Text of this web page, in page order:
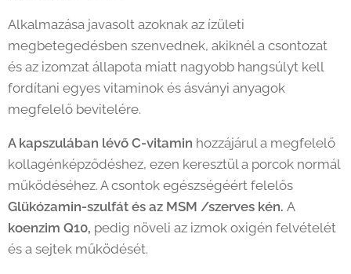
Alkalmazása javasolt azoknak az ízületi
megbetegedésben szenvednek, akiknél a csontozat
és az izomzat állapota miatt nagyobb hangsúlyt kell
fordítani egyes vitaminok és ásványi anyagok
megfelelő bevitelére.
A kapszulában lévő C-vitamin hozzájárul a megfelelő
kollagénképződéshez, ezen keresztül a porcok normál
működéséhez. A csontok egészségéért felelős
Glükózamin-szulfát és az MSM /szerves kén. A
koenzim Q10, pedig növeli az izmok oxigén felvételét
és a sejtek működését.